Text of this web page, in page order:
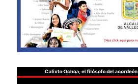
Calixto Ochoa, el filósofo del acordeón